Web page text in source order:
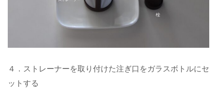
４．ストレーナーを取り付けた注ぎ口をガラスボトルにセ
ットする